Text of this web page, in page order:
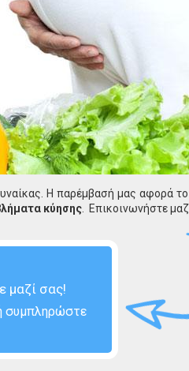
Η παρέμβασή μας αφορά
κύησης . Επικοινωνήστε
μαζί σας!
συμπληρώστε